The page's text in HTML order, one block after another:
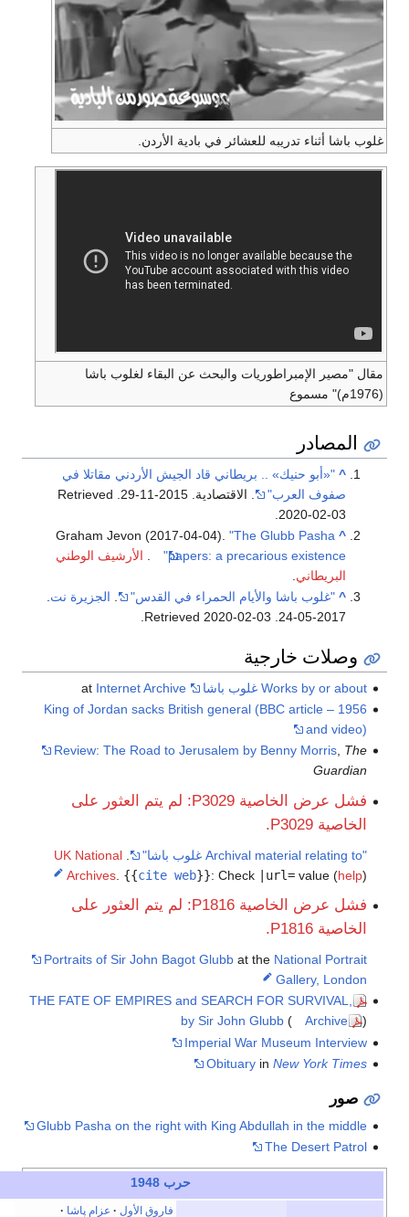
في بادية الأردن.
والبحث عن البقاء لغلوب باشا
قاد الجيش الأردني مقاتلا في
. الاقتصادية. 2015-11-29
. Retrieved
Graham Jevon (2017-04-04).
papers: a
.الأرشيف الوطني
الحمراء في القدس" .الجزيرة نت.
.
at
Internet Archive
1956 – King of Jordan sacks British
Review: The Road to Jerusalem
فشل عرض الخاصية P3029: لم يتم العثور على
.
UK National
Archives. {{cite web}}:
فشل عرض الخاصية P1816: لم يتم العثور على
Portraits of Sir John Bagot Glubb
THE FATE OF EMPIRES and SEARCH
by Sir John
Imperial
Obituary
Glubb Pasha on the right with King